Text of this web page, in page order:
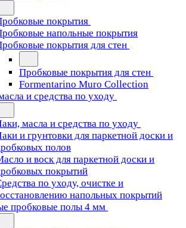
покрытия
напольные покрытия
покрытия для стен
Пробковые покрытия для стен
Formentarino Muro Collection
и средства по уходу
масла и средства по уходу
и грунтовки для паркетной доски и
полов
и воск для паркетной доски и
покрытий
по уходу, очистке и
напольных покрытий
пробковые полы 4 мм